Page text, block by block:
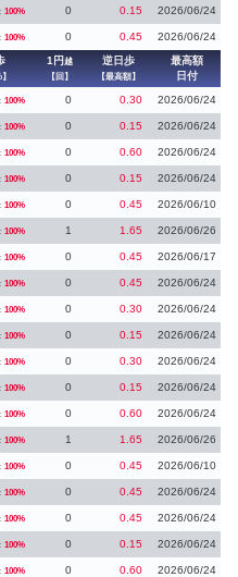
100% 0 0.15 2026/06/24
100% 0 0.45 2026/06/24
1円 越
【回】
逆日歩
【最高額】
最高額
日付
100% 0 0.30 2026/06/24
100% 0 0.15 2026/06/24
100% 0 0.60 2026/06/24
100% 0 0.15 2026/06/24
100% 0 0.45 2026/06/10
100% 1 1.65 2026/06/26
100% 0 0.45 2026/06/17
100% 0 0.45 2026/06/24
100% 0 0.30 2026/06/24
100% 0 0.15 2026/06/24
100% 0 0.30 2026/06/24
100% 0 0.15 2026/06/24
100% 0 0.60 2026/06/24
100% 1 1.65 2026/06/26
100% 0 0.45 2026/06/10
100% 0 0.45 2026/06/24
100% 0 0.45 2026/06/24
100% 0 0.15 2026/06/24
100% 0 0.60 2026/06/24